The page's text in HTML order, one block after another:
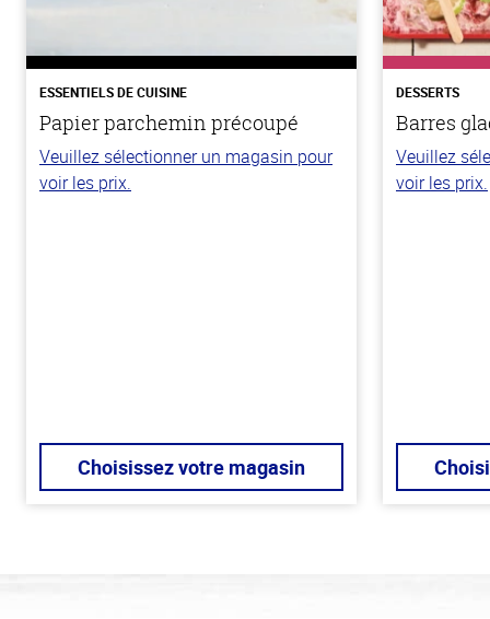
ESSENTIELS DE CUISINE
Papier parchemin précoupé
Veuillez sélectionner un magasin pour
voir les prix.
Choisissez votre magasin
DESSERTS
Barres
Veuillez
voir les prix.